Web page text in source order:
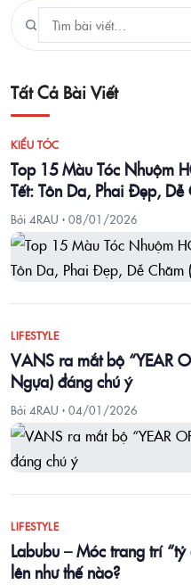
Tất Cả Bài Viết
KIỂU TÓC
Top 15 Màu Tóc Nhuộm
Tết: Tôn Da, Phai Đẹp, Dễ
Bởi 4RAU · 08/01/2026
LIFESTYLE
VANS ra mắt bộ “YEAR
Ngựa) đáng chú ý
Bởi 4RAU · 04/01/2026
LIFESTYLE
Labubu – Móc trang trí
lên như thế nào?